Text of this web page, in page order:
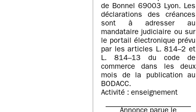
de Bonnel 69003 Lyon. Les
déclarations des créances
sont à adresser au
mandataire judiciaire ou sur
le portail électronique prévu
par les articles L. 814–2 et
L. 814–13 du code de
commerce dans les deux
mois de la publication au
BODACC.
Activité : enseignement